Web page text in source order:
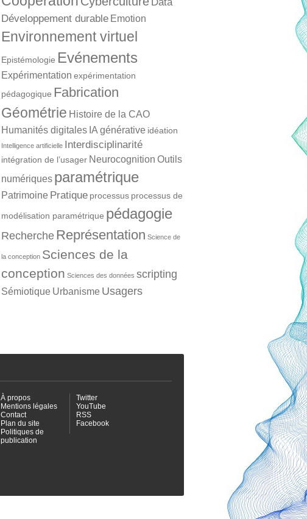
Développement durable Emotion
Environnement virtuel
Epistémologie Evénements
Expérimentation expérimentation
pédagogique Fabrication
Géométrie Histoire de la CAO
Humanités digitales IA générative idéation
Intelligence artificielle Interdisciplinarité
intégration de l’usager Neurocognition Outils
numériques paramétrique
Patrimoine Pratique processus processus de
modélisation paramétrique pédagogie
RechercheReprésentation Science de
la conception Sciences de la
conception Sciences des données scripting
Sémiotique Urbanisme Usagers
À propos
Mentions légales
Contact
Plan du site
Politiques de
publication
Twitter
YouTube
RSS
Facebook